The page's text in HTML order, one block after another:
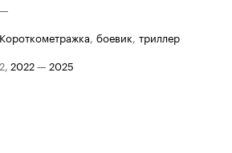
—
короткометражка, боевик, триллер
2, 2022— 2025